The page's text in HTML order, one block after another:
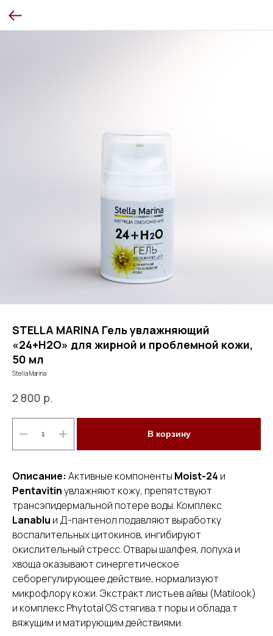
STELLA MARINA Гель увлажняющий
«24+Н2О» для жирной и проблемной кожи,
50 мл
Stella Marina
2 800 р.
В корзину
Описание: Активные компоненты Moist-24 и
Pentavitinувлажняют кожу, препятствуют
трансэпидермальной потере воды. Комплекс
Lanablu и Д-пантенол подавляют выработку
воспалительных цитокинов, ингибируют
окислительный стресс. Отвары шалфея, лопуха и
хвоща оказывают синергетическое
себорегулирующее действие, нормализуют
микрофлору кожи. Экстракт листьев айвы (Matilook)
и комплекс Phytotal OS стягива.т поры и облада.т
вяжущим и матирующим действиями.